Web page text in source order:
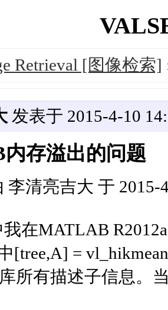
Retrieval [图像检索]
发表于 2015-4-10
存溢出的问题
李清亮吉大 于 2015-
在MATLAB
[tree,A] =
所有描述子信息。